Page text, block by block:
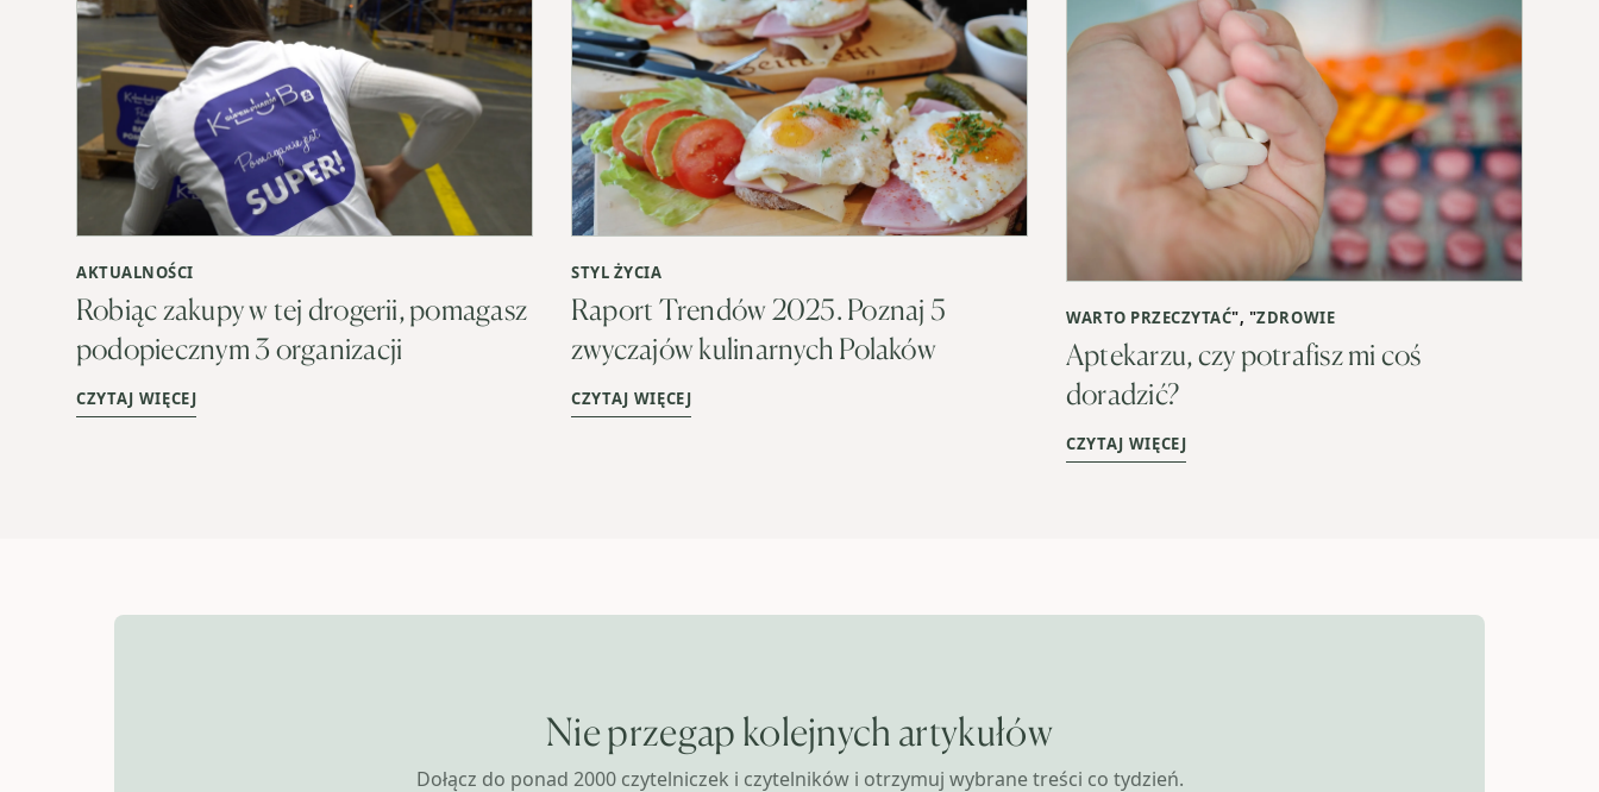
AKTUALNOŚCI
Robiąc zakupy w tej drogerii, pomagasz
podopiecznym 3 organizacji
CZYTAJ WIĘCEJ
STYL ŻYCIA
Raport Trendów 2025. Poznaj 5
zwyczajów kulinarnych Polaków
CZYTAJ WIĘCEJ
WARTO PRZECZYTAĆ", "ZDROWIE
Aptekarzu, czy potrafisz mi coś
doradzić?
CZYTAJ WIĘCEJ
Nie przegap kolejnych artykułów
Dołącz do ponad 2000 czytelniczek i czytelników i otrzymuj wybrane treści co tydzień.